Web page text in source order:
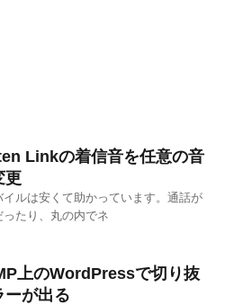
Linkの着信音を任意の音
更
イルは安くて助かっています。通話が
ったり、丸の内でネ
上のWordPressで切り抜
ーが出る